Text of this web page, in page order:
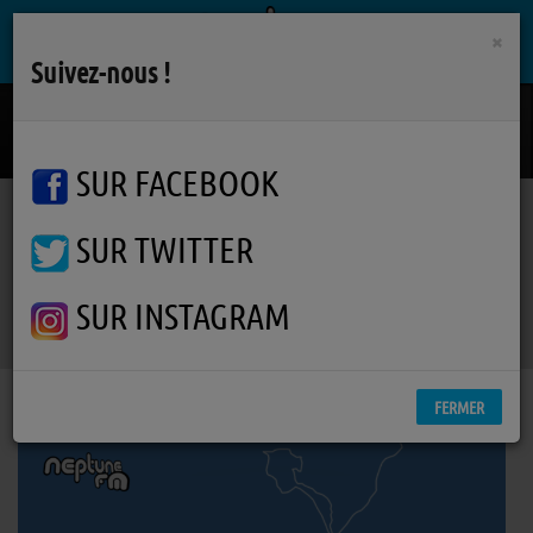
Podcasts Autres interviews
Autres interviews
×
Suivez-nous !
SUR FACEBOOK
SUR TWITTER
SUR INSTAGRAM
FERMER